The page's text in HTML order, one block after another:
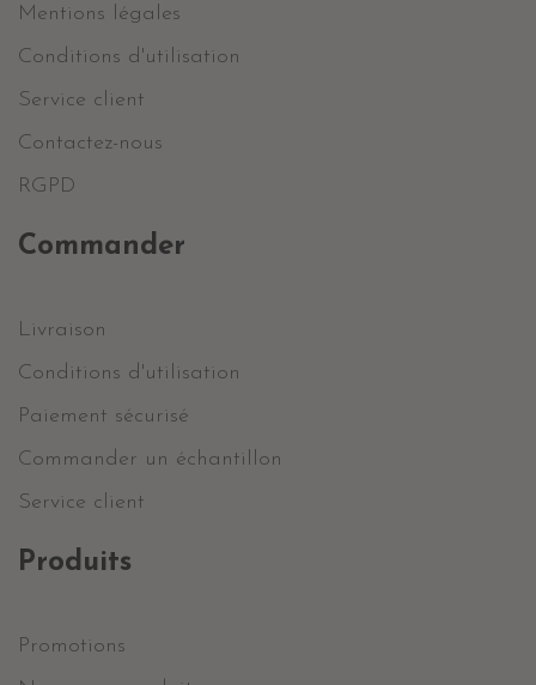
Mentions légales
Conditions d'utilisation
Service client
Contactez-nous
RGPD
Commander
Livraison
Conditions d'utilisation
Paiement sécurisé
Commander un échantillon
Service client
Produits
Promotions